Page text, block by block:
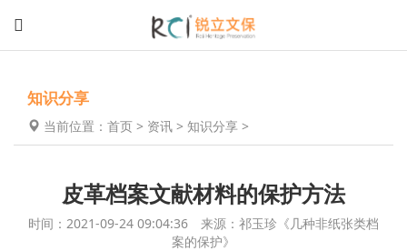
知识分享
当前位置： 首页 > 资讯 > 知识分享 >
皮革档案文献材料的保护方法
时间：2021-09-24 09:04:36 来源：祁玉珍《几种非纸张类档
案的保护》